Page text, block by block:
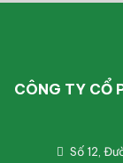
CÔNG TY CỔ
Số 12,